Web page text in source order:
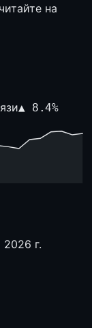
на
▲ 8.4%
2026 г.